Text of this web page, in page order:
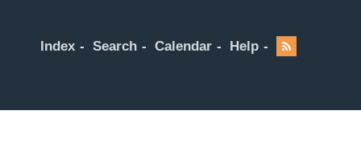
Index Search Calendar Help